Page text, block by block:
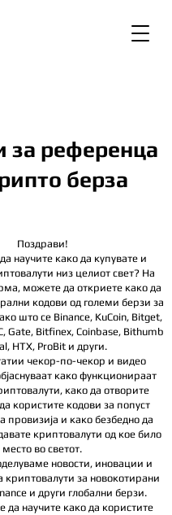
за референца
берза
Поздрави!
научите како да купувате и
низ целиот свет? На
можете да откриете како да
кодови од големи берзи за
што се Binance, KuCoin, Bitget,
Gate, Bitfinex, Coinbase, Bithumb
HTX, ProBit и други.
чекор-по-чекор и видео
како функционираат
како да отворите
користите кодови за попуст
провизија и како безбедно да
криптовалути од кое било
место во светот.
новости, иновации и
за новокотирани
и други глобални берзи.
да научите како да користите